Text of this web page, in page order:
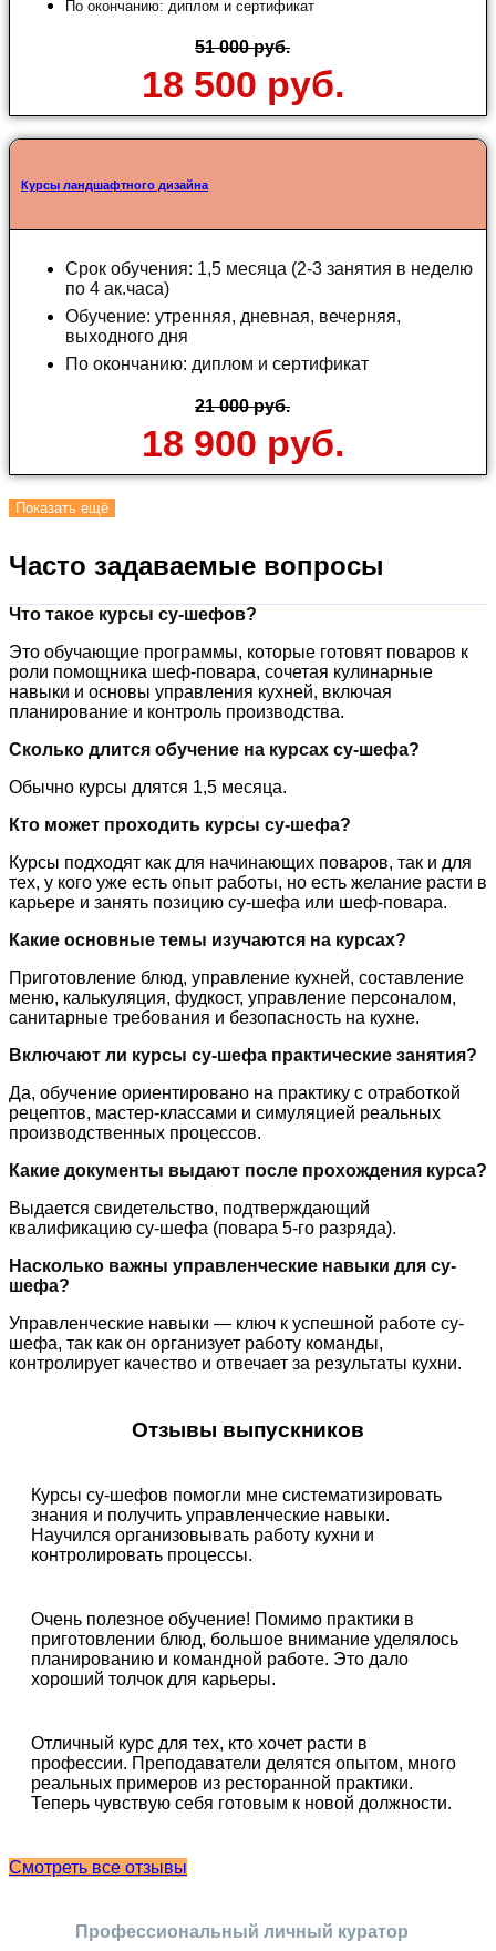
По окончанию: диплом и сертификат
51 000 руб.
18 500 руб.
Курсы ландшафтного дизайна
Срок обучения: 1,5 месяца (2-3 занятия в неделю
по 4 ак.часа)
Обучение: утренняя, дневная, вечерняя,
выходного дня
По окончанию: диплом и сертификат
21 000 руб.
18 900 руб.
Показать ещё
Часто задаваемые вопросы
Что такое курсы су-шефов?
Это обучающие программы, которые готовят поваров к
роли помощника шеф-повара, сочетая кулинарные
навыки и основы управления кухней, включая
планирование и контроль производства.
Сколько длится обучение на курсах су-шефа?
Обычно курсы длятся 1,5 месяца.
Кто может проходить курсы су-шефа?
Курсы подходят как для начинающих поваров, так и для
тех, у кого уже есть опыт работы, но есть желание расти в
карьере и занять позицию су-шефа или шеф-повара.
Какие основные темы изучаются на курсах?
Приготовление блюд, управление кухней, составление
меню, калькуляция, фудкост, управление персоналом,
санитарные требования и безопасность на кухне.
Включают ли курсы су-шефа практические занятия?
Да, обучение ориентировано на практику с отработкой
рецептов, мастер-классами и симуляцией реальных
производственных процессов.
Какие документы выдают после прохождения курса?
Выдается свидетельство, подтверждающий
квалификацию су-шефа (повара 5-го разряда).
Насколько важны управленческие навыки для су-
шефа?
Управленческие навыки — ключ к успешной работе су-
шефа, так как он организует работу команды,
контролирует качество и отвечает за результаты кухни.
Отзывы выпускников
Курсы су-шефов помогли мне систематизировать
знания и получить управленческие навыки.
Научился организовывать работу кухни и
контролировать процессы.
Очень полезное обучение! Помимо практики в
приготовлении блюд, большое внимание уделялось
планированию и командной работе. Это дало
хороший толчок для карьеры.
Отличный курс для тех, кто хочет расти в
профессии. Преподаватели делятся опытом, много
реальных примеров из ресторанной практики.
Теперь чувствую себя готовым к новой должности.
Смотреть все отзывы
Профессиональный личный куратор